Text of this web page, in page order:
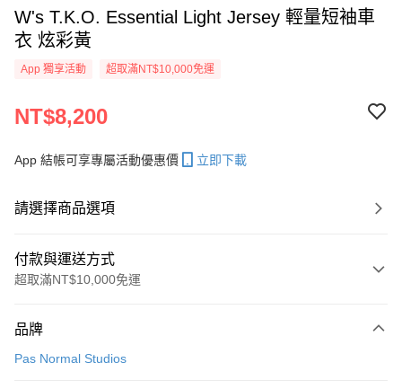
W's T.K.O. Essential Light Jersey 輕量短袖車
衣 炫彩黃
App 獨享活動 超取滿NT$10,000免運
NT$8,200
App 結帳可享專屬活動優惠價 立即下載
請選擇商品選項
付款與運送方式
超取滿NT$10,000免運
信用卡一次付款
品牌
Pas Normal Studios